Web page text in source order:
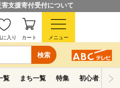
支援寄付受付について
検索
に入り カート メニュー
覧 まち一覧 特集 初心者ガイド